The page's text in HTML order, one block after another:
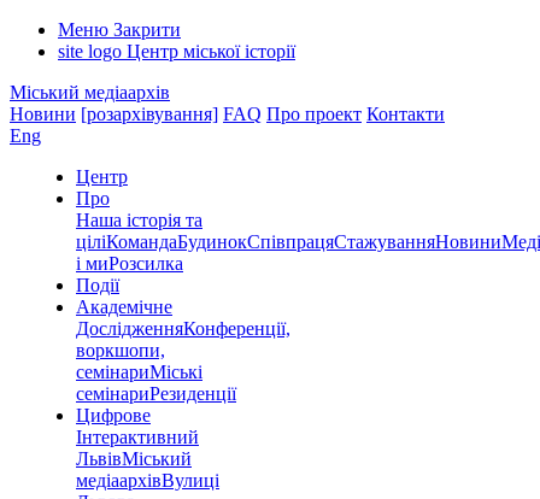
Меню Закрити
site logo Центр міської історії
Міський медіаархів
Новини [розархівування] FAQ Про проект Контакти
Eng
Центр
Про
Наша історія та
ціліКомандаБудинокСпівпрацяСтажуванняНовини
і миРозсилка
Події
Академічне
ДослідженняКонференції,
воркшопи,
семінариМіські
семінариРезиденції
Цифрове
Інтерактивний
ЛьвівМіський
медіаархівВулиці